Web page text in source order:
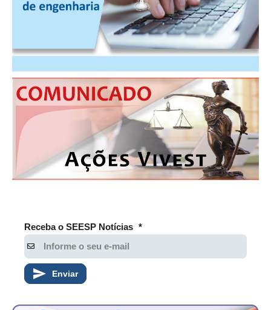
ENGENHEIRO EMPREENDEDOR
PLATAFORMAS GRATUITAS
BENEFÍCIOS
APOSENTADORIA
PLANO DE SAÚDE
CAMPANHAS SALARIAIS
COMUNICAÇÃO
Receba o SEESP Notícias *
Enviar